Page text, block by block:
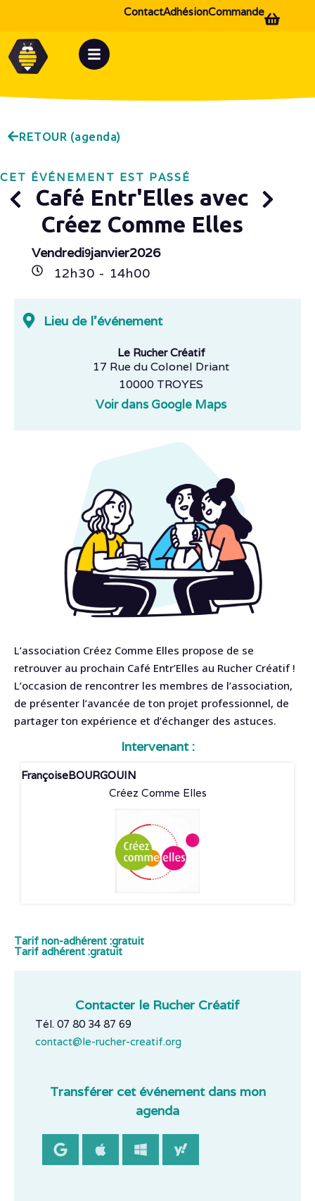
Commande
Adhésion
Contact
RETOUR (agenda)
CET ÉVÉNEMENT EST PASSÉ
Café Entr'Elles avec
Créez Comme Elles
Vendredi9janvier2026
12h30 - 14h00
Lieu de l'événement
Le Rucher Créatif
17 Rue du Colonel Driant
10000 TROYES
Voir dans Google Maps
L’association Créez Comme Elles propose de se
retrouver au prochain Café Entr’Elles au Rucher Créatif !
L’occasion de rencontrer les membres de l’association,
de présenter l’avancée de ton projet professionnel, de
partager ton expérience et d’échanger des astuces.
Intervenant :
FrançoiseBOURGOUIN
Créez Comme Elles
Tarif non-adhérent :gratuit
Tarif adhérent :gratuit
Contacter le Rucher Créatif
Tél. 07 80 34 87 69
contact@le-rucher-creatif.org
Transférer cet événement dans mon
agenda